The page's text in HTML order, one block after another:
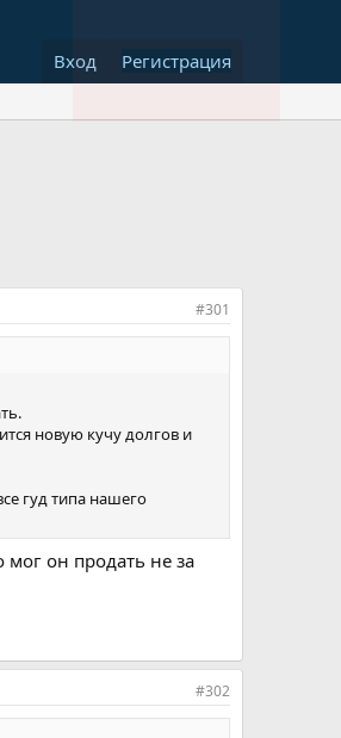
Вход Регистрация
#301
новую кучу долгов и
гуд типа нашего
он продать не за
#302